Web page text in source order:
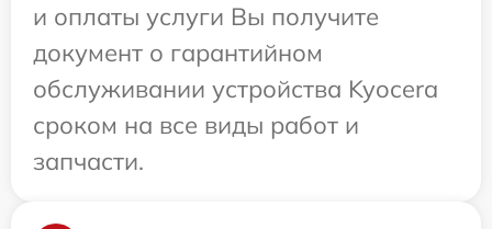
и оплаты услуги Вы получите
документ о гарантийном
обслуживании устройства Kyocera
сроком на все виды работ и
запчасти.